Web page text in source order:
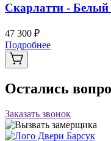
Скарлатти - Белый
47 300 ₽
Подробнее
Остались
Заказать звонок